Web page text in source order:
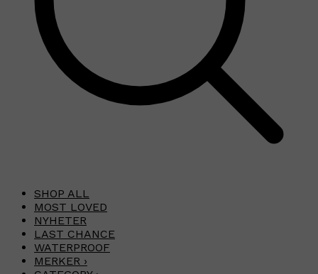
SHOP ALL
MOST LOVED
NYHETER
LAST CHANCE
WATERPROOF
MERKER ›